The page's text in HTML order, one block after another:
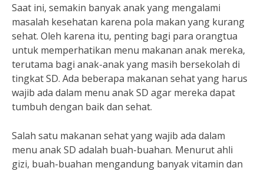
Saat ini, semakin banyak anak yang mengalami
masalah kesehatan karena pola makan yang kurang
sehat. Oleh karena itu, penting bagi para orangtua
untuk memperhatikan menu makanan anak mereka,
terutama bagi anak-anak yang masih bersekolah di
tingkat SD. Ada beberapa makanan sehat yang harus
wajib ada dalam menu anak SD agar mereka dapat
tumbuh dengan baik dan sehat.
Salah satu makanan sehat yang wajib ada dalam
menu anak SD adalah buah-buahan. Menurut ahli
gizi, buah-buahan mengandung banyak vitamin dan